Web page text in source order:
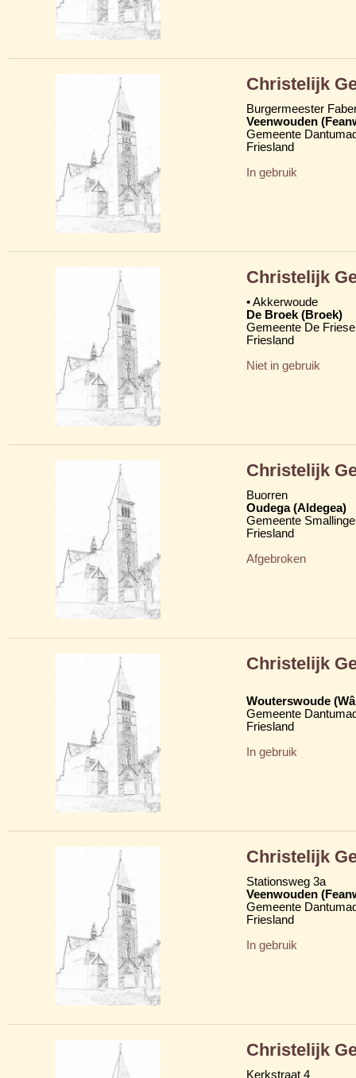
Christelijk
Burgermeester
Veenwouden
Gemeente
Friesland
In gebruik
Christelijk
• Akkerwoude
De Broek (Broek)
Gemeente De
Friesland
Niet in gebruik
Christelijk
Buorren
Oudega (Aldegea)
Gemeente
Friesland
Afgebroken
Christelijk
Wouterswoude
Gemeente
Friesland
In gebruik
Christelijk
Stationsweg 3a
Veenwouden
Gemeente
Friesland
In gebruik
Christelijk
Kerkstraat 4